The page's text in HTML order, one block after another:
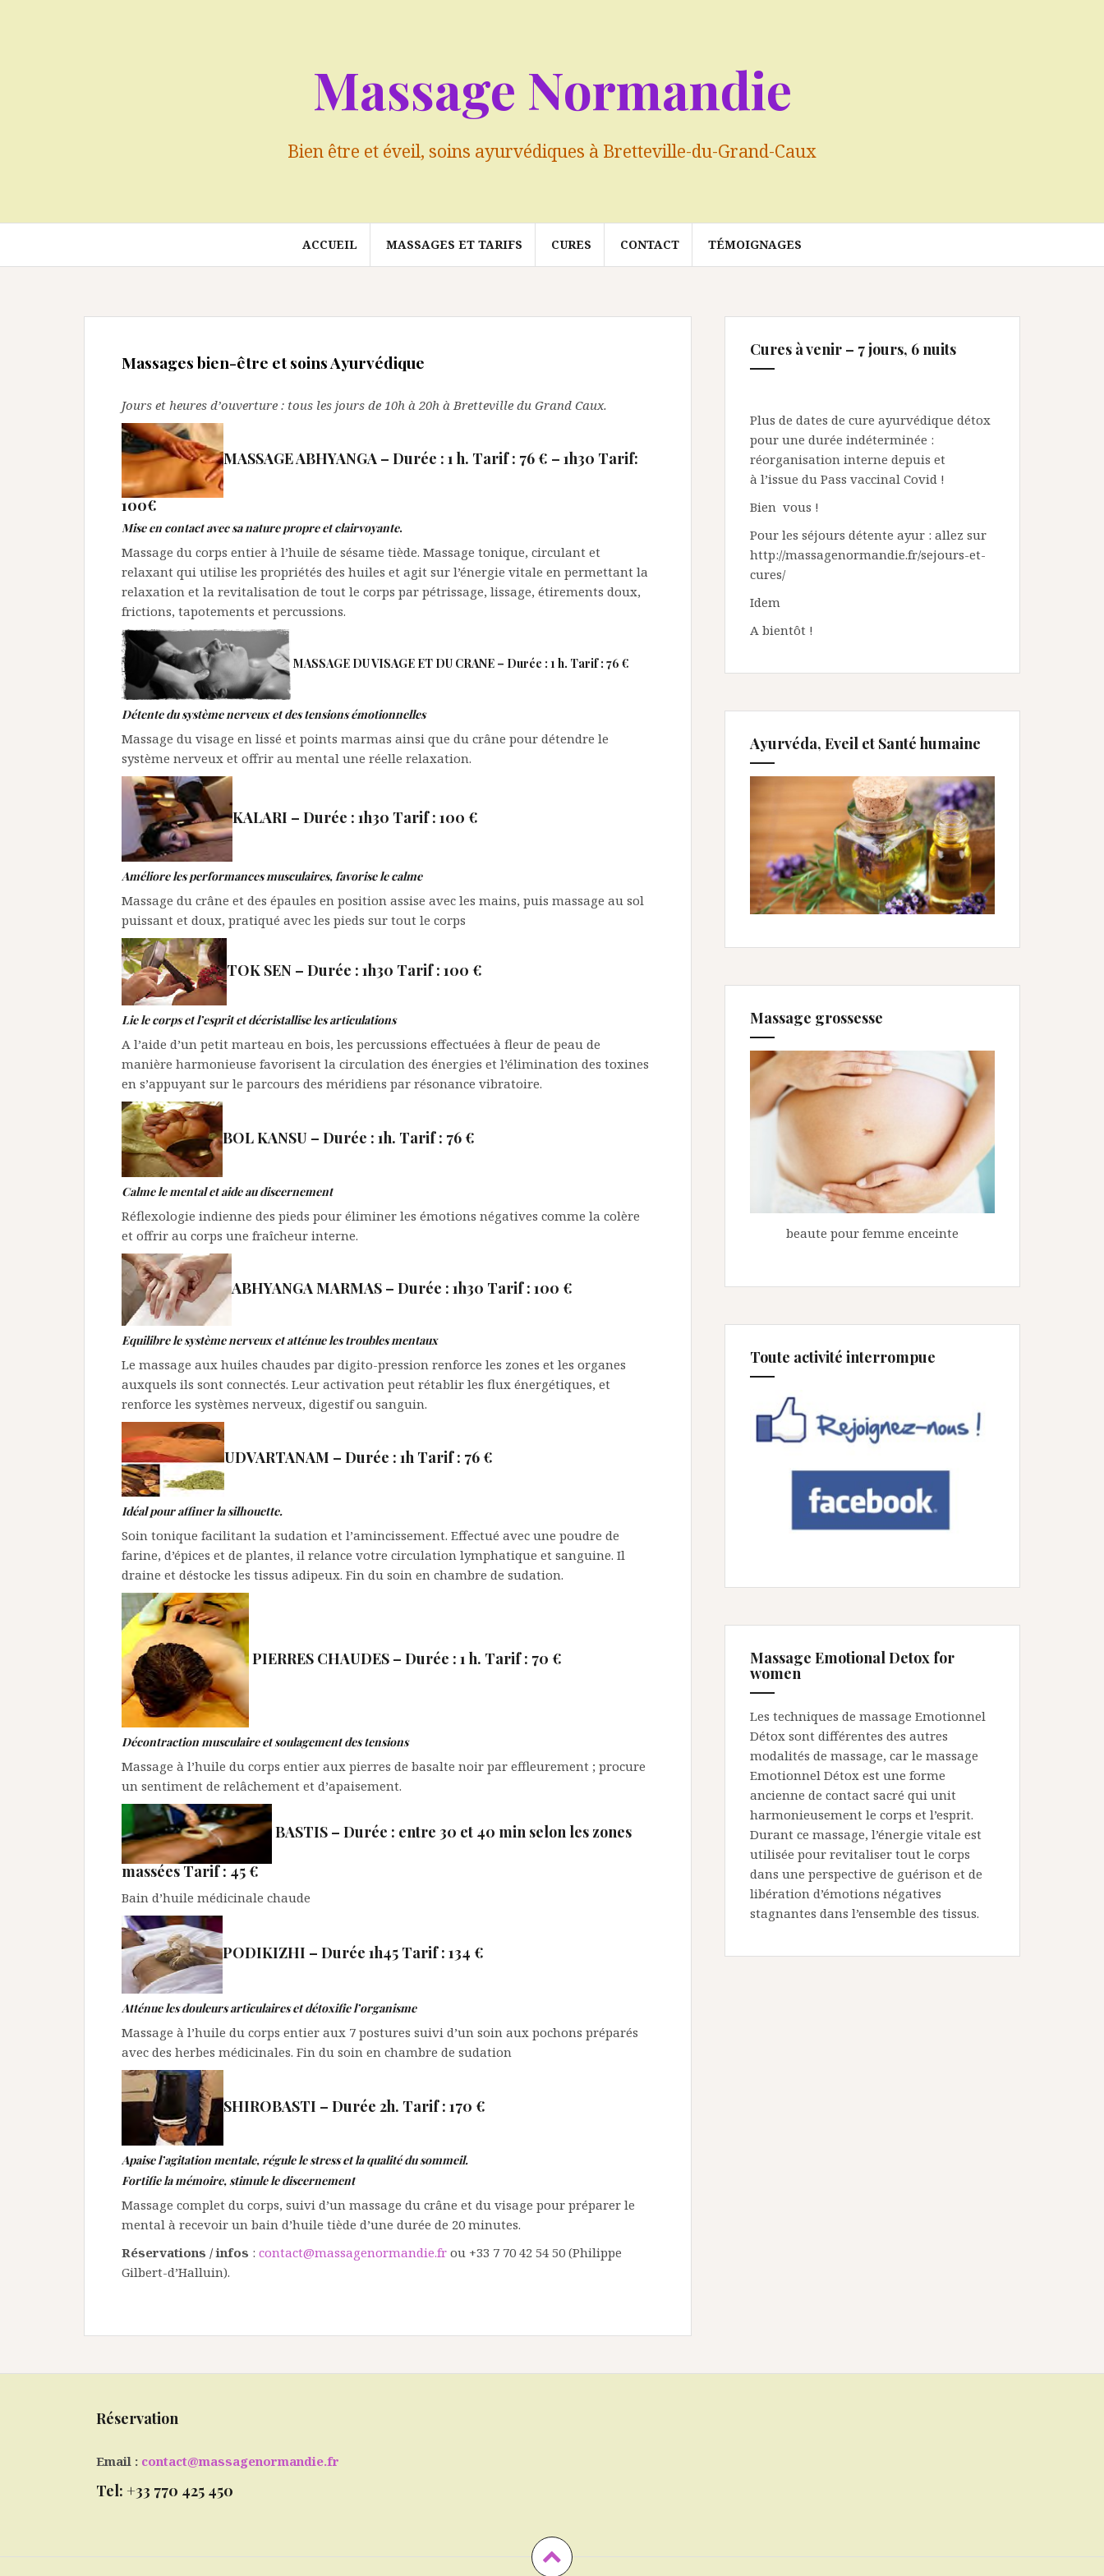
Massage Normandie
Bien être et éveil, soins ayurvédiques à Bretteville-du-Grand-Caux
ACCUEIL MASSAGES ET TARIFS CURES CONTACT TÉMOIGNAGES
Massages bien-être et soins Ayurvédique
Jours et heures d’ouverture : tous les jours de 10h à 20h à Bretteville du Grand Caux.
MASSAGE ABHYANGA – Durée : 1 h. Tarif : 76€ – 1h30 Tarif:
100€
Mise en contact avec sa nature propre et clairvoyante.
Massage du corps entier à l’huile de sésame tiède. Massage tonique, circulant et
relaxant qui utilise les propriétés des huiles et agit sur l’énergie vitale en permettant la
relaxation et la revitalisation de tout le corps par pétrissage, lissage, étirements doux,
frictions, tapotements et percussions.
MASSAGE DU VISAGE ET DU CRANE – Durée : 1 h. Tarif : 76 €
Détente du système nerveux et des tensions émotionnelles
Massage du visage en lissé et points marmas ainsi que du crâne pour détendre le
système nerveux et offrir au mental une réelle relaxation.
KALARI – Durée : 1h30 Tarif : 100 €
Améliore les performances musculaires, favorise le calme
Massage du crâne et des épaules en position assise avec les mains, puis massage au sol
puissant et doux, pratiqué avec les pieds sur tout le corps
TOK SEN – Durée : 1h30 Tarif : 100 €
Lie le corps et l’esprit et décristallise les articulations
A l’aide d’un petit marteau en bois, les percussions effectuées à fleur de peau de
manière harmonieuse favorisent la circulation des énergies et l’élimination des toxines
en s’appuyant sur le parcours des méridiens par résonance vibratoire.
BOL KANSU – Durée : 1h. Tarif : 76 €
Calme le mental et aide au discernement
Réflexologie indienne des pieds pour éliminer les émotions négatives comme la colère
et offrir au corps une fraîcheur interne.
ABHYANGA MARMAS – Durée : 1h30 Tarif : 100 €
Equilibre le système nerveux et atténue les troubles mentaux
Le massage aux huiles chaudes par digito-pression renforce les zones et les organes
auxquels ils sont connectés. Leur activation peut rétablir les flux énergétiques, et
renforce les systèmes nerveux, digestif ou sanguin.
UDVARTANAM – Durée : 1h Tarif : 76 €
Idéal pour affiner la silhouette.
Soin tonique facilitant la sudation et l’amincissement. Effectué avec une poudre de
farine, d’épices et de plantes, il relance votre circulation lymphatique et sanguine. Il
draine et déstocke les tissus adipeux. Fin du soin en chambre de sudation.
PIERRES CHAUDES – Durée : 1 h. Tarif : 70 €
Décontraction musculaire et soulagement des tensions
Massage à l’huile du corps entier aux pierres de basalte noir par effleurement ; procure
un sentiment de relâchement et d’apaisement.
BASTIS – Durée : entre 30 et 40 min selon les zones
massées Tarif : 45 €
Bain d’huile médicinale chaude
PODIKIZHI – Durée 1h45 Tarif : 134 €
Atténue les douleurs articulaires et détoxifie l’organisme
Massage à l’huile du corps entier aux 7 postures suivi d’un soin aux pochons préparés
avec des herbes médicinales. Fin du soin en chambre de sudation
SHIROBASTI – Durée 2h. Tarif : 170 €
Apaise l’agitation mentale, régule le stress et la qualité du sommeil.
Fortifie la mémoire, stimule le discernement
Massage complet du corps, suivi d’un massage du crâne et du visage pour préparer le
mental à recevoir un bain d’huile tiède d’une durée de 20 minutes.
Réservations / infos : contact@massagenormandie.fr ou +33 7 70 42 54 50 (Philippe
Gilbert-d’Halluin).
Cures à venir – 7 jours, 6 nuits
Plus de dates de cure ayurvédique détox
pour une durée indéterminée :
réorganisation interne depuis et
à l’issue du Pass vaccinal Covid !
Bien vous !
Pour les séjours détente ayur : allez sur
http://massagenormandie.fr/sejours-et-
cures/
Idem
A bientôt !
Ayurvéda, Eveil et Santé humaine
Massage grossesse
beaute pour femme enceinte
Toute activité interrompue
Massage Emotional Detox for
women
Les techniques de massage Emotionnel
Détox sont différentes des autres
modalités de massage, car le massage
Emotionnel Détox est une forme
ancienne de contact sacré qui unit
harmonieusement le corps et l’esprit.
Durant ce massage, l’énergie vitale est
utilisée pour revitaliser tout le corps
dans une perspective de guérison et de
libération d’émotions négatives
stagnantes dans l’ensemble des tissus.
Réservation
Email : contact@massagenormandie.fr
Tel: +33 770 425 450